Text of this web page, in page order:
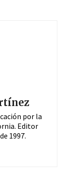
por la
Editor
1997.